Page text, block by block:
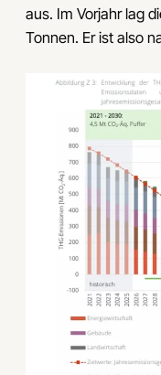
aus. Im Vorjahr lag
Tonnen. Er ist also